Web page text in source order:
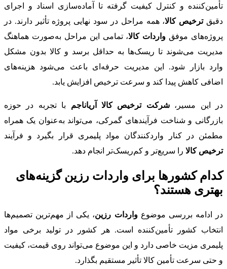
تأمین‌کننده و کنترل کیفیت گرفته تا آماده‌سازی اسناد و اجرای
دقیقترخیص کالا، همه مراحل در سود نهایی پروژه تأثیر دارند. در
پروژه‌های موفق واردات کالا، تمامی این مراحل به‌صورت هماهنگ
مدیریت می‌شوند تا ریسک‌ها به حداقل برسد و کالا بدون مشکل
وارد بازار شود. این مدیریت حرفه‌ای باعث می‌شود هزینه‌های
اضافی کاهش پیدا کند و سرعت ترخیص افزایش یابد.
در این مسیر،شرکت ترخیص کالا آریاناجم با تجربه در حوزه
بازرگانی و شناخت فرآیندهای گمرکی، می‌تواند به‌عنوان یک همراه
مطمئن در کنار واردکنندگان مواد پلیمری قرار بگیرد و فرآیند
ترخیص کالا را سریع‌تر و کم‌ریسک‌تر انجام دهد.
کدام کشورها برای واردات رزین گزینه‌های
بهتری هستند؟
در ادامه بررسی موضوعواردات رزین، یکی از مهم‌ترین تصمیم‌ها
انتخاب کشور تأمین‌کننده است. هر کشور در تولید برخی مواد
پلیمری مزیت خاصی دارد و این موضوع می‌تواند روی قیمت، کیفیت
و حتی سرعت تأمین کالا تأثیر مستقیم بگذارد.